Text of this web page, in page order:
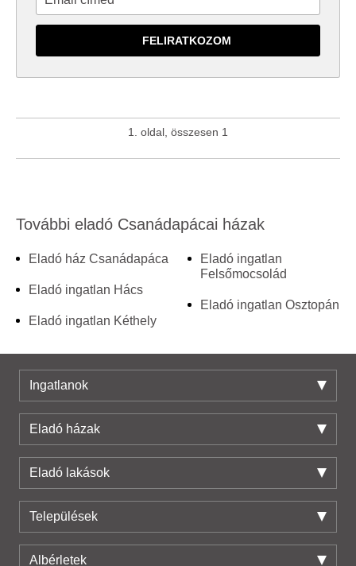
1. oldal, összesen 1
További eladó Csanádapácai házak
Eladó ház Csanádapáca
Eladó ingatlan Hács
Eladó ingatlan Kéthely
Eladó ingatlan
Felsőmocsolád
Eladó ingatlan Osztopán
Ingatlanok
Eladó házak
Eladó lakások
Települések
Albérletek